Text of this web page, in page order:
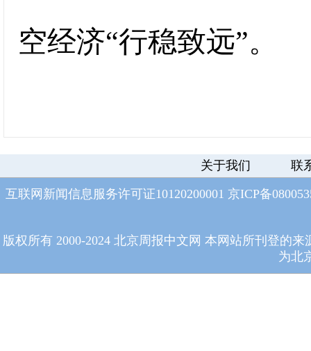
空经济“行稳致远”。
关于我们 联
互联网新闻信息服务许可证10120200001 京ICP备
版权所有 2000-2024 北京周报中文网 本网站所刊登的
为北